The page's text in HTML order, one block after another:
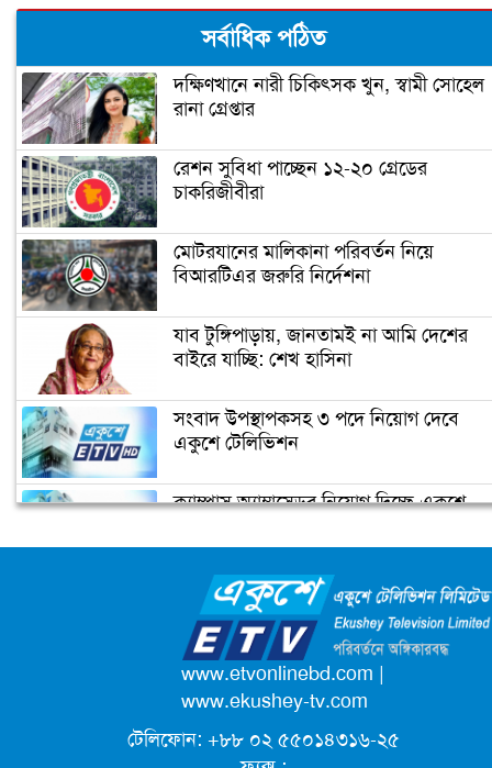
সর্বাধিক পঠিত
দক্ষিণখানে নারী চিকিৎসক খুন, স্বামী সোহেল
রানা গ্রেপ্তার
রেশন সুবিধা পাচ্ছেন ১২-২০ গ্রেডের
চাকরিজীবীরা
মোটরযানের মালিকানা পরিবর্তন নিয়ে
বিআরটিএর জরুরি নির্দেশনা
যাব টুঙ্গিপাড়ায়, জানতামই না আমি দেশের
বাইরে যাচ্ছি: শেখ হাসিনা
সংবাদ উপস্থাপকসহ ৩ পদে নিয়োগ দেবে
একুশে টেলিভিশন
ক্যাম্পাস অ্যাম্বাসেডর নিয়োগ দিচ্ছে একুশে
জাতিসংঘের পরবর্তী মহাসচিব পদে
আলোচনায় ড. ইউনূস
পদোন্নতি পেয়ে সচিব হলেন ২ কর্মকর্তা
লিগ্যাল এইডের মাধ্যমে সন্তান ফিরে পেল
www.etvonlinebd.com |
www.ekushey-tv.com
টেলিফোন: +৮৮ ০২ ৫৫০১৪৩১৬-২৫